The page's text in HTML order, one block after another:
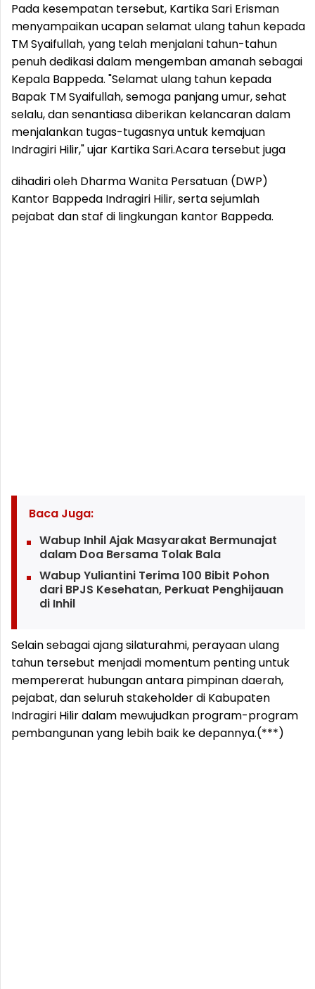
Pada kesempatan tersebut, Kartika Sari Erisman
menyampaikan ucapan selamat ulang tahun kepada
TM Syaifullah, yang telah menjalani tahun-tahun
penuh dedikasi dalam mengemban amanah sebagai
Kepala Bappeda. "Selamat ulang tahun kepada
Bapak TM Syaifullah, semoga panjang umur, sehat
selalu, dan senantiasa diberikan kelancaran dalam
menjalankan tugas-tugasnya untuk kemajuan
Indragiri Hilir," ujar Kartika Sari.Acara tersebut juga
dihadiri oleh Dharma Wanita Persatuan (DWP)
Kantor Bappeda Indragiri Hilir, serta sejumlah
pejabat dan staf di lingkungan kantor Bappeda.
Baca Juga:
Wabup Inhil Ajak Masyarakat Bermunajat
dalam Doa Bersama Tolak Bala
Wabup Yuliantini Terima 100 Bibit Pohon
dari BPJS Kesehatan, Perkuat Penghijauan
di Inhil
Selain sebagai ajang silaturahmi, perayaan ulang
tahun tersebut menjadi momentum penting untuk
mempererat hubungan antara pimpinan daerah,
pejabat, dan seluruh stakeholder di Kabupaten
Indragiri Hilir dalam mewujudkan program-program
pembangunan yang lebih baik ke depannya.(***)